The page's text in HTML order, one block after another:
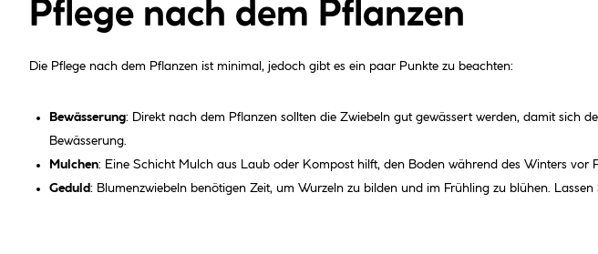
Pflege nach dem Pflanzen
Die Pflege nach dem Pflanzen ist minimal, jedoch gibt es ein paar Punkte zu beachten:
Bewässerung: Direkt nach dem Pflanzen sollten die Zwiebeln gut gewässert werden, damit sich
Bewässerung.
Mulchen: Eine Schicht Mulch aus Laub oder Kompost hilft, den Boden während des Winters vor
Geduld: Blumenzwiebeln benötigen Zeit, um Wurzeln zu bilden und im Frühling zu blühen.